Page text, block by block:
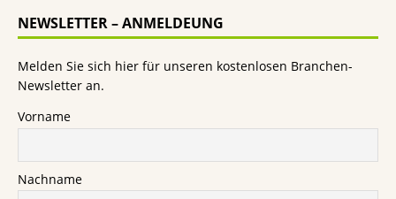
NEWSLETTER – ANMELDEUNG
Melden Sie sich hier für unseren kostenlosen Branchen-
Newsletter an.
Vorname
Nachname